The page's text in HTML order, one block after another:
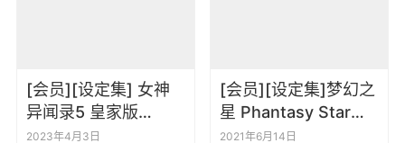
[会员][设定集] 女神
异闻录5 皇家版
Persona 5 The
2023年4月3日
[会员][设定集]梦幻之
星 Phantasy Star
Online Ep1-2 游戏角
2021年6月14日